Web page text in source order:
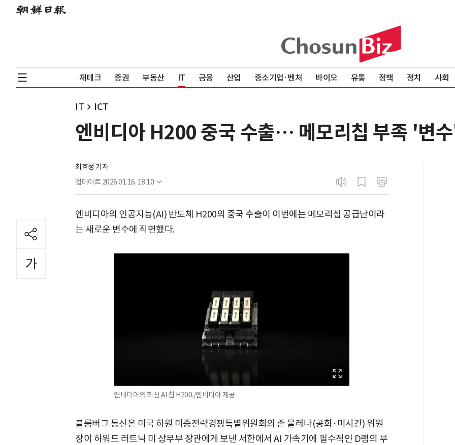
재테크 증권 부동산 IT 금융 산업 중소기업·벤처 바이오 유통 정책 정치 사회
IT ICT
엔비디아 H200 중국 수출… 메모리칩 부족 '변
최효정 기자
업데이트 2026.01.16. 18:10
엔비디아의 인공지능(AI) 반도체 H200의 중국 수출이 이번에는 메모리칩 공급난이라
는 새로운 변수에 직면했다.
엔비디아의 최신 AI 칩 H200./엔비디아 제공
블룸버그 통신은 미국 하원 미중전략경쟁특별위원회의 존 물레나(공화·미시간) 위원
장이 하워드 러트닉 미 상무부 장관에게 보낸 서한에서 AI 가속기에 필수적인 D램의 부